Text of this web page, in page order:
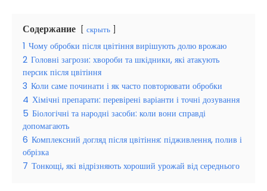
Содержание скрыть
1 Чому обробки після цвітіння вирішують долю врожаю
2 Головні загрози: хвороби та шкідники, які атакують
персик після цвітіння
3 Коли саме починати і як часто повторювати обробки
4 Хімічні препарати: перевірені варіанти і точні дозування
5 Біологічні та народні засоби: коли вони справді
допомагають
6 Комплексний догляд після цвітіння: підживлення, полив і
обрізка
7 Тонкощі, які відрізняють хороший урожай від середнього